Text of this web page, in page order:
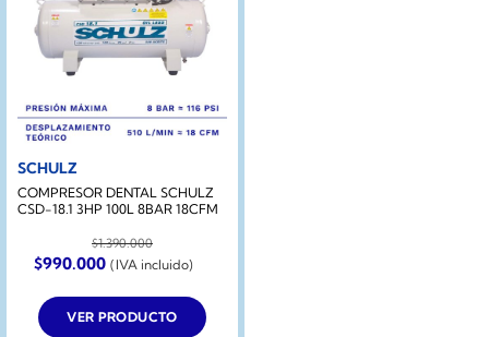
SCHULZ
COMPRESOR DENTAL SCHULZ
CSD-18.1 3HP 100L 8BAR 18CFM
$1.390.000
El
precio
original
era:
$1.390.000.
$990.000El
precio
actual
es:
$990.000.
(IVA incluido)
VER PRODUCTO